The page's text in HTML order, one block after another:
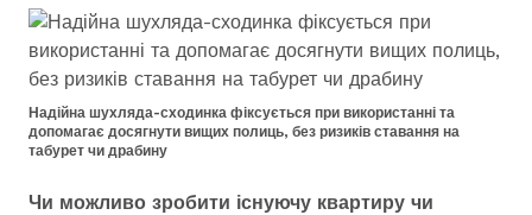
Надійна шухляда-сходинка фіксується при використанні та
допомагає досягнути вищих полиць, без ризиків ставання на
табурет чи драбину
Чи можливо зробити існуючу квартиру чи